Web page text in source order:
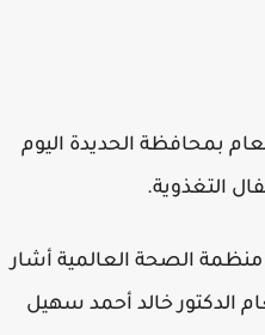
بمحافظة الحديدة اليوم
التغذوية.
الصحة العالمية أشار
خالد أحمد سهيل